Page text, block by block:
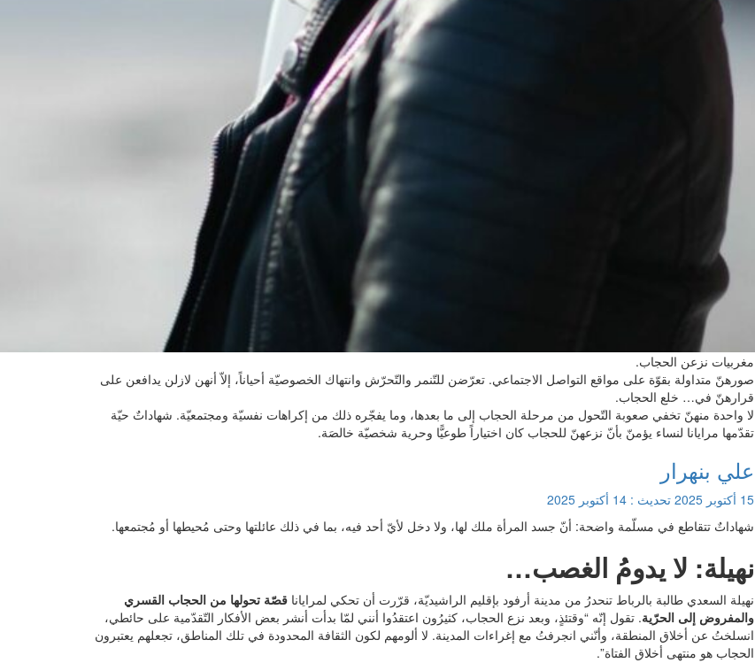
مغربيات نزعن الحجاب.
صورهنّ متداولة بقوّة على مواقع التواصل الاجتماعي. تعرّضن للتّنمر والتّحرّش وانتهاك الخصوصيّة أحياناً، إلاّ أنهن لازلن يدافعن على
قرارهنّ في… خلع الحجاب.
لا واحدة منهنّ تخفي صعوبة التّحول من مرحلة الحجاب إلى ما بعدها، وما يفجّره ذلك من إكراهات نفسيّة ومجتمعيّة. شهاداتٌ حيّة
تقدّمها مرايانا لنساء يؤمنّ بأنّ نزعهنّ للحجاب كان اختياراً طوعيًّا وحرية شخصيّة خالصَة.
علي بنهرار
15 أكتوبر 2025 تحديث : 14 أكتوبر 2025
شهاداتٌ تتقاطع في مسلّمة واضحة: أنّ جسد المرأة ملك لها، ولا دخل لأيّ أحد فيه، بما في ذلك عائلتها وحتى مُحيطها أو مُجتمعها.
نهيلة: لا يدومُ الغصب…
نهيلة السعدي طالبة بالرباط تنحدرُ من مدينة أرفود بإقليم الراشيديّة، قرّرت أن تحكي لمرايانا قصّة تحولها من الحجاب القسري
والمفروض إلى الحرّية. تقول إنّه “وقتئذٍ، وبعد نزع الحجاب، كثيرُون اعتقدُوا أنني لمّا بدأت أنشر بعض الأفكار التّقدّمية على حائطي،
انسلختُ عن أخلاق المنطقة، وأنّني انجرفتُ مع إغراءات المدينة. لا ألومهم لكون الثقافة المحدودة في تلك المناطق، تجعلهم يعتبرون
الحجاب هو منتهى أخلاق الفتاة”.